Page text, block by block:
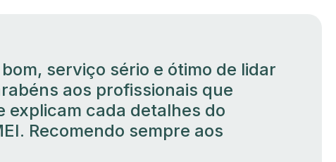
serviço sério e ótimo de lidar
aos profissionais que
explicam cada detalhes do
Recomendo sempre aos